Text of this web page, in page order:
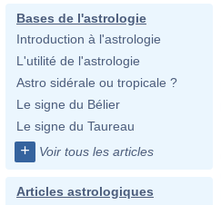
Bases de l'astrologie
Introduction à l'astrologie
L'utilité de l'astrologie
Astro sidérale ou tropicale ?
Le signe du Bélier
Le signe du Taureau
+ Voir tous les articles
Articles astrologiques